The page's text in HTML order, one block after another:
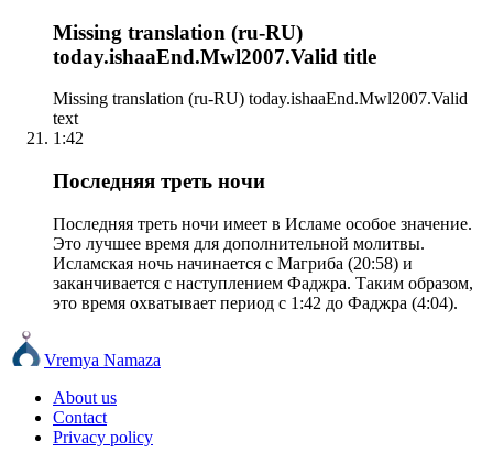
Missing translation (ru-RU)
today.ishaaEnd.Mwl2007.Valid title
Missing translation (ru-RU) today.ishaaEnd.Mwl2007.Valid
text
1:42
Последняя треть ночи
Последняя треть ночи имеет в Исламе особое значение.
Это лучшее время для дополнительной молитвы.
Исламская ночь начинается с Магриба (20:58) и
заканчивается с наступлением Фаджра. Таким образом,
это время охватывает период с 1:42 до Фаджра (4:04).
Vremya Namaza
About us
Contact
Privacy policy